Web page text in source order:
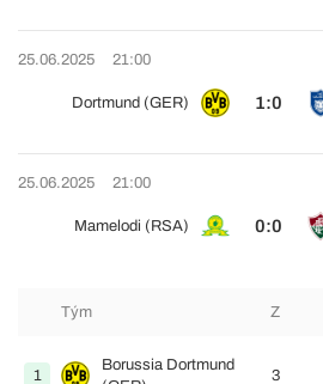
25.06.2025 21:00
Dortmund (GER) 1:0
25.06.2025 21:00
Mamelodi (RSA) 0:0
Tým Z
1
Borussia Dortmund
3